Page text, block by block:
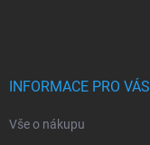
INFORMACE PRO VÁS
Vše o nákupu